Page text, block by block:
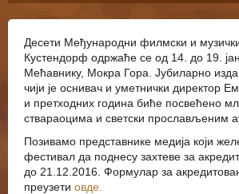
Десети Међународни филмски и
Кустендорф одржаће се од 14. до 19.
Мећавнику, Мокра Гора. Јубиларно
чији је оснивач и уметнички директор
и претходних година биће посвећено
ствараоцима и светски прослављеним
Позивамо представнике медија који
фестивал да поднесу захтеве за
до 21.12.2016. Формулар за
преузети овде.